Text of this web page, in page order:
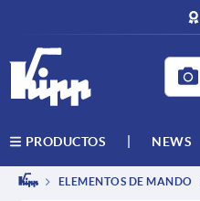
PRODUCTOS NEWS
ELEMENTOS DE MANDO